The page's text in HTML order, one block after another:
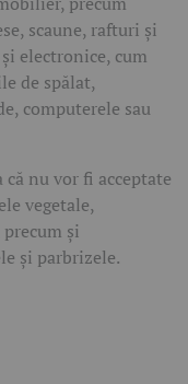
scaune, rafturi și
electronice, cum
de spălat,
computerele sau
nu vor fi acceptate
vegetale,
și
și parbrizele.